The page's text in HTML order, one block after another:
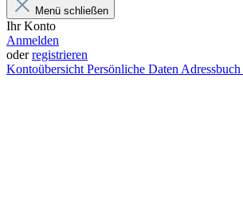
Menü schließen
Ihr Konto
Anmelden
oderregistrieren
KontoübersichtPersönliche DatenAdressbuch